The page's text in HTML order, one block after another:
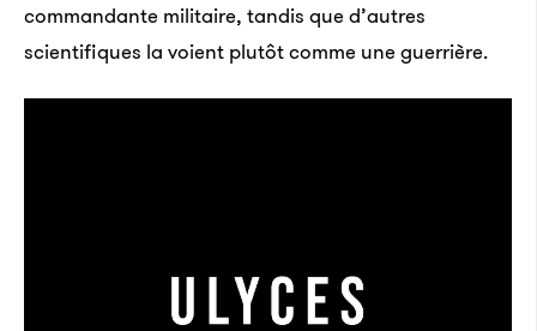
commandante militaire, tandis que d’autres
scientifiques la voient plutôt comme une guerrière.